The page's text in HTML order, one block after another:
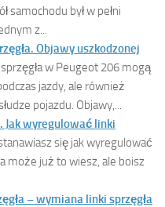
samochodu był w pełni
z...
Objawy uszkodzonej
w Peugeot 206 mogą
jazdy, ale również
pojazdu. Objawy,...
Jak wyregulować linki
się jak wyregulować
może już to wiesz, ale boisz
– wymiana linki sprzęgła